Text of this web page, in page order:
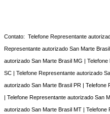
Contato: Telefone Representante
Representante autorizado San Marte
autorizado San Marte Brasil MG |
SC | Telefone Representante autorizado
autorizado San Marte Brasil PR |
| Telefone Representante autorizado San
autorizado San Marte Brasil MT |